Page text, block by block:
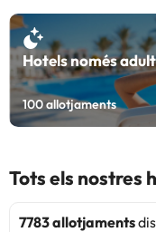
Hotels només
100allotjaments
Tots els nostres
7783 allotjaments